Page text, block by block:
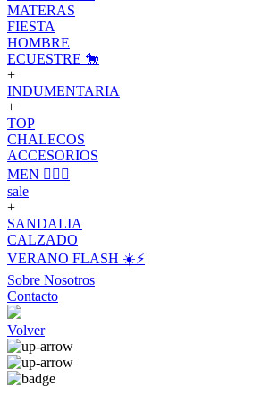
MATERAS
FIESTA
HOMBRE
ECUESTRE 🐎
+
INDUMENTARIA
+
TOP
CHALECOS
ACCESORIOS
MEN 🙋🏽‍♂️
sale
+
SANDALIA
CALZADO
VERANO FLASH ☀️⚡️
Sobre Nosotros
Contacto
Volver